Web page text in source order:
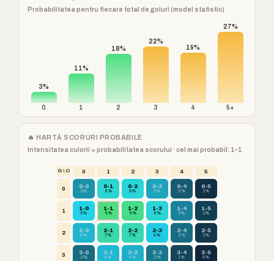
Probabilitatea pentru fiecare total de goluri (model statistic)
3%
0
11%
1
18%
2
22%
3
19%
4
27%
5+
🔥 HARTĂ SCORURI PROBABILE
Intensitatea culorii = probabilitatea scorului · cel mai probabil: 1–1
G \ O 0 1 2 3 4 5
0 0-0
3%
0-1
6%
0-2
5%
0-3
3%
0-4
2%
0-5
1%
1 1-0
5%
1-1
9%
1-2
9%
1-3
6%
1-4
3%
1-5
1%
2 2-0
4%
2-1
7%
2-2
7%
2-3
4%
2-4
2%
2-5
1%
3 3-0
2%
3-1
4%
3-2
4%
3-3
2%
3-4
1%
3-5
0%